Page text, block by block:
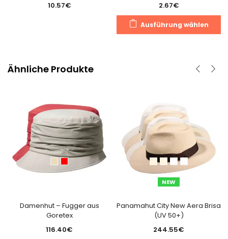
10.57€
2.67€
Ausführung wählen
Ähnliche Produkte
Damenhut – Fugger aus
Goretex
116.40€
NEW
Panamahut City New Aera Brisa
(UV 50+)
244.55€